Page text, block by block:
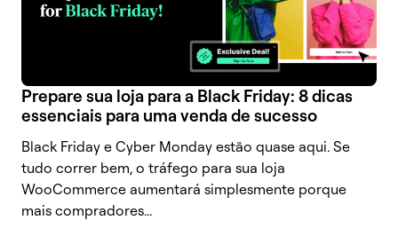
Prepare sua loja para a Black Friday: 8 dicas
essenciais para uma venda de sucesso
Black Friday e Cyber Monday estão quase aqui. Se
tudo correr bem, o tráfego para sua loja
WooCommerce aumentará simplesmente porque
mais compradores...